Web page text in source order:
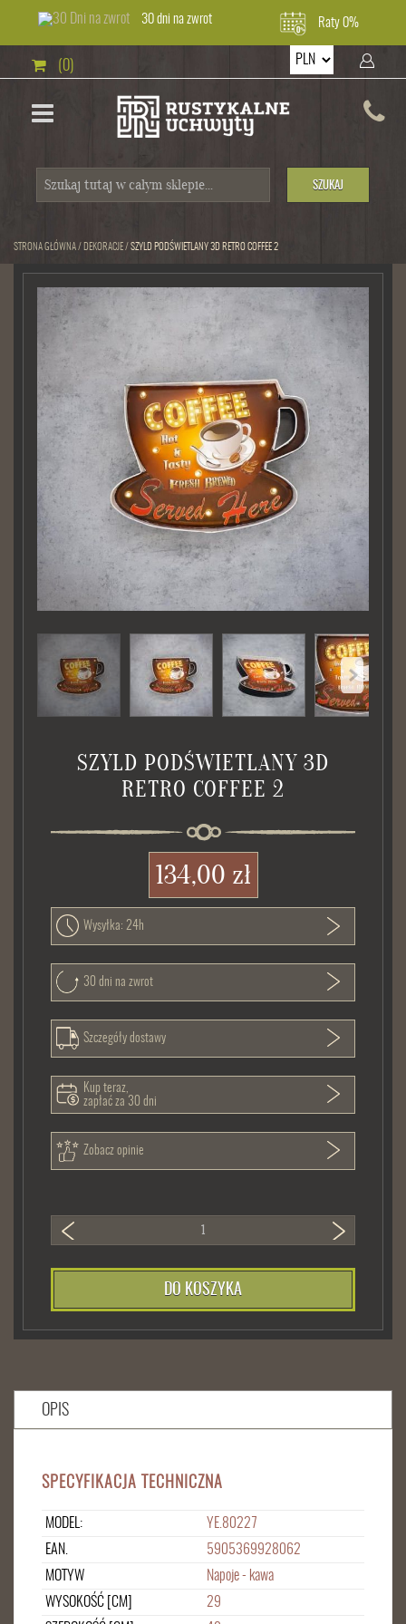
30 dni na zwrot Raty 0%
(0)
SZUKAJ
STRONA GŁÓWNA/ DEKORACJE/ SZYLD PODŚWIETLANY 3D RETRO COFFEE 2
SZYLD PODŚWIETLANY 3D
RETRO COFFEE 2
134,00 zł
Wysyłka: 24h
30 dni na zwrot
Szczegóły dostawy
Kup teraz,
zapłać za 30 dni
Zobacz opinie
DO KOSZYKA
OPIS
SPECYFIKACJA TECHNICZNA
MODEL:
YE.80227
EAN.
5905369928062
MOTYW
Napoje - kawa
WYSOKOŚĆ [CM]
29